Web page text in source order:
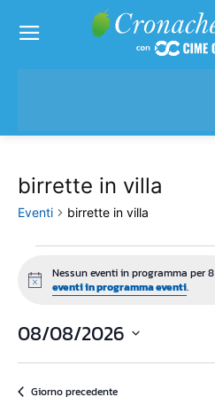
birrette in villa
Eventi birrette in villa
Eventi
for
8
Agosto
Notice
Nessun eventi in programma per
eventi in programma eventi.
08/08/2026
data.Giorno precedente